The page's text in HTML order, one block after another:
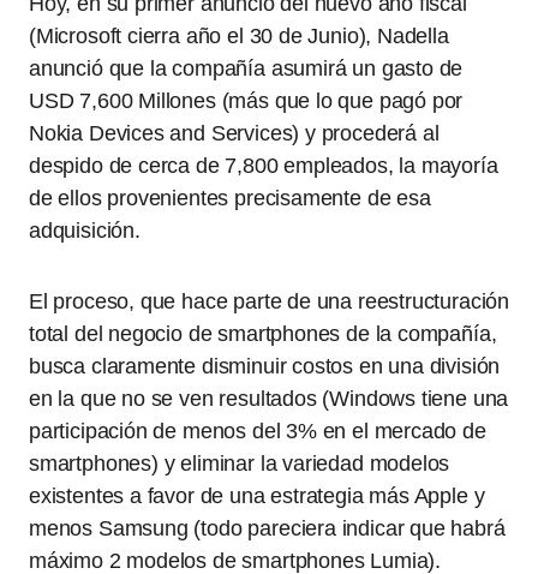
(Microsoft cierra año el 30 de Junio), Nadella
anunció que la compañía asumirá un gasto de
USD 7,600 Millones (más que lo que pagó por
Nokia Devices and Services) y procederá al
despido de cerca de 7,800 empleados, la mayoría
de ellos provenientes precisamente de esa
adquisición.
El proceso, que hace parte de una reestructuración
total del negocio de smartphones de la compañía,
busca claramente disminuir costos en una división
en la que no se ven resultados (Windows tiene una
participación de menos del 3% en el mercado de
smartphones) y eliminar la variedad modelos
existentes a favor de una estrategia más Apple y
menos Samsung (todo pareciera indicar que habrá
máximo 2 modelos de smartphones Lumia).